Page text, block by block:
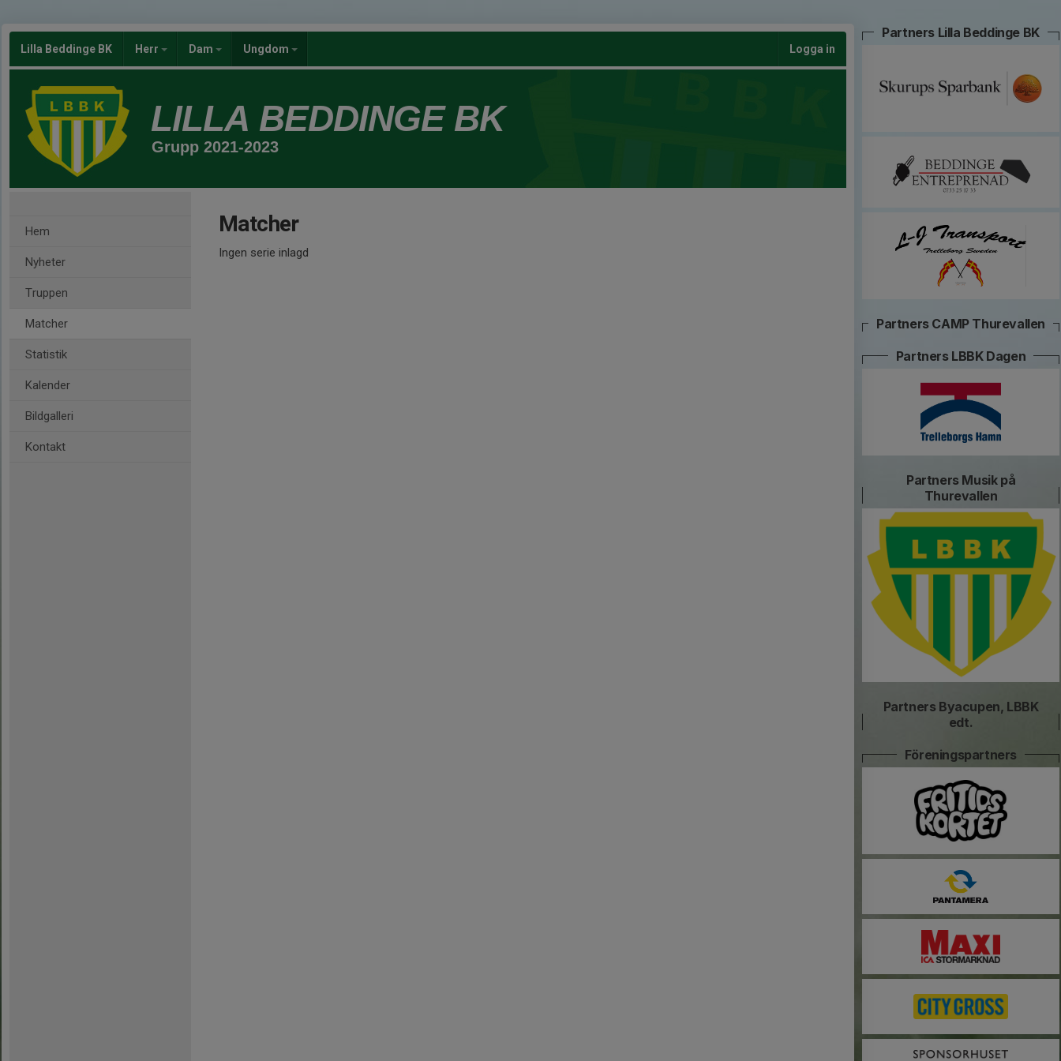
Lilla Beddinge BK Herr Dam Ungdom Logga in
LILLA BEDDINGE BK
Grupp 2021-2023
Hem
Nyheter
Truppen
Matcher
Statistik
Kalender
Bildgalleri
Kontakt
Matcher
Ingen serie inlagd
Partners Lilla Beddinge BK
Partners CAMP Thurevallen
Partners LBBK Dagen
Partners Musik på
Thurevallen
Partners Byacupen, LBBK
edt.
Föreningspartners